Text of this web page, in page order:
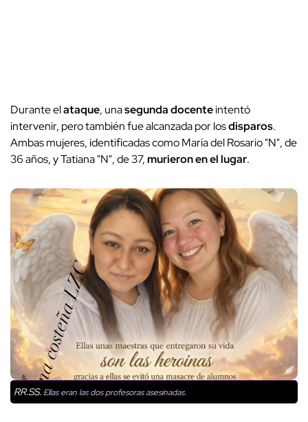
Durante elataque, unasegunda docenteintentó
intervenir, pero también fue alcanzada por losdisparos.
Ambas mujeres, identificadas como María del Rosario "N", de
36 años, y Tatiana "N", de 37,murieron en el lugar.
RR.SS. Ellas eran las dos profesoras asesinadas.